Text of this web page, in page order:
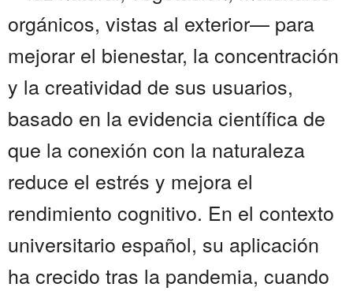
orgánicos, vistas al exterior— para
mejorar el bienestar, la concentración
y la creatividad de sus usuarios,
basado en la evidencia científica de
que la conexión con la naturaleza
reduce el estrés y mejora el
rendimiento cognitivo. En el contexto
universitario español, su aplicación
ha crecido tras la pandemia, cuando